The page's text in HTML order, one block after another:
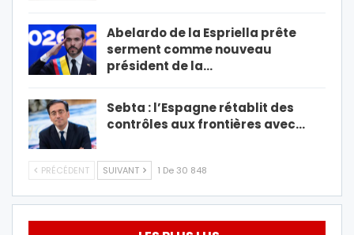
Abelardo de la Espriella prête
serment comme nouveau
président de la…
Sebta : l’Espagne rétablit des
contrôles aux frontières avec…
PRÉCÉDENT SUIVANT 1 De 30 848